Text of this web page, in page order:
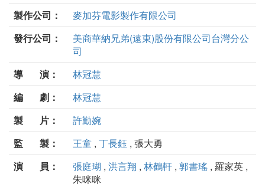
製作公司：
麥加芬電影製作有限公司
發行公司：
美商華納兄弟(遠東)股份有限公司台灣分公
司
導 演：
林冠慧
編 劇：
林冠慧
製 片：
許勤婉
監 製：
王童 , 丁長鈺 , 張大勇
演 員：
張庭瑚 , 洪言翔 , 林鶴軒 , 郭書瑤 , 羅家英 ,
朱咪咪